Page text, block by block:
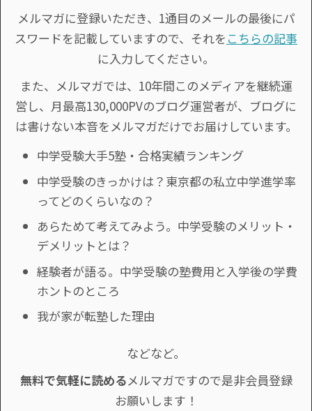
メルマガに登録いただき、1通目のメールの最後にパ
スワードを記載していますので、それを こちらの記事
に入力してください。
また、メルマガでは、10年間このメディアを継続運
営し、月最高130,000PVのブログ運営者が、ブログに
は書けない本音をメルマガだけでお届けしています。
中学受験大手5塾・合格実績ランキング
中学受験のきっかけは？東京都の私立中学進学率
ってどのくらいなの？
あらためて考えてみよう。中学受験のメリット・
デメリットとは？
経験者が語る。中学受験の塾費用と入学後の学費
ホントのところ
我が家が転塾した理由
などなど。
無料で気軽に読めるメルマガですので是非会員登録
お願いします！